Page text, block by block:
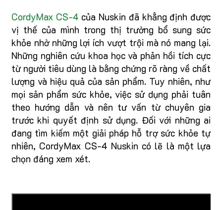
CordyMax CS-4 của Nuskin đã khẳng định được
vị thế của mình trong thị trường bổ sung sức
khỏe nhờ những lợi ích vượt trội mà nó mang lại.
Những nghiên cứu khoa học và phản hồi tích cực
từ người tiêu dùng là bằng chứng rõ ràng về chất
lượng và hiệu quả của sản phẩm. Tuy nhiên, như
mọi sản phẩm sức khỏe, việc sử dụng phải tuân
theo hướng dẫn và nên tư vấn từ chuyên gia
trước khi quyết định sử dụng. Đối với những ai
đang tìm kiếm một giải pháp hỗ trợ sức khỏe tự
nhiên, CordyMax CS-4 Nuskin có lẽ là một lựa
chọn đáng xem xét.